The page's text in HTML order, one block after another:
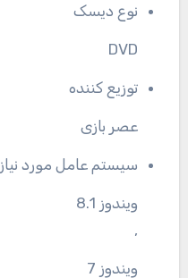
نوع دیسک
DVD
توزیع کننده
عصر بازی
سیستم عامل مورد نیاز
ویندوز 8.1
,
ویندوز 7